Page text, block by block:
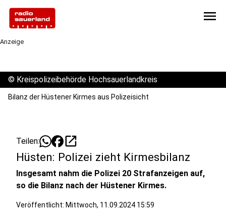
menu
Anzeige
© Kreispolizeibehörde Hochsauerlandkreis
Bilanz der Hüstener Kirmes aus Polizeisicht
Teilen: open_in_new
Hüsten: Polizei zieht Kirmesbilanz
Insgesamt nahm die Polizei 20 Strafanzeigen auf,
so die Bilanz nach der Hüstener Kirmes.
Veröffentlicht: Mittwoch, 11.09.2024 15:59